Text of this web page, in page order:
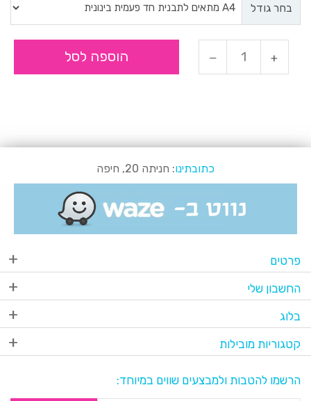
בחר גודל
הוספה לסל
כתובתינו: חניתה 20, חיפה
פרטים
החשבון שלי
בלוג
קטגוריות מובילות
הרשמו להטבות ולמבצעים שווים במיוחד: